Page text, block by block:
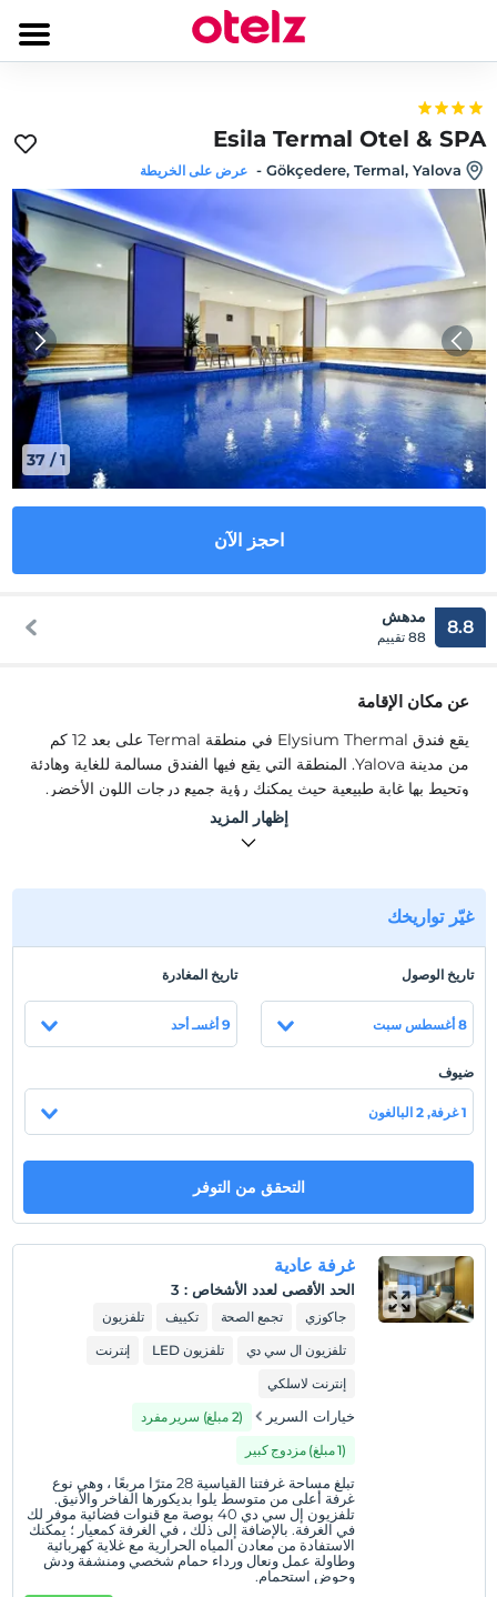
Esila Termal Otel & SPA
Gökçedere, Termal, Yalova
- عرض على الخريطة
1
/
37
احجز الآن
8.8 مدهش
88 تقييم
عن مكان الإقامة
يقع فندق Elysium Thermal في منطقة Termal على بعد 12 كم
من مدينة Yalova. المنطقة التي يقع فيها الفندق مسالمة للغاية وهادئة
وتحيط بها غابة طبيعية حيث يمكنك رؤية جميع درجات اللون الأخضر.
وتحيط بها غابة طبيعية حيث يمكنك رؤية جميع درجات اللون الأخضر.
يتكون فندقنا من 88 غرفة وتحتوي كل غرفة على مياه حرارية.
موقع
من مدينة Yalova. المنطقة التي يقع فيها الفندق مسالمة للغاية وهادئة
وتحيط بها غابة طبيعية حيث يمكنك رؤية جميع درجات اللون الأخضر.
عرض على الخريطة
سياسات الفندق
تسجيل الوصول
بعد 14:00
تسجيل المغادرة
غير مسموح بالحيوانات الأليفة
ساعات تسجيل الوصول
الأطفال الرضع حتى سن 2 مجانيون.
إظهار المزيد
غيّر تواريخك
تاريخ الوصول
8 أغسطس سبت
تاريخ المغادرة
9 أغسـ أحد
ضيوف
1 غرفة, 2 البالغون
التحقق من التوفر
غرفة عادية
الحد الأقصى لعدد الأشخاص :
3
جاكوزي تجمع الصحة تكييف
تلفزيون
تلفزيون ال سي دي
تلفزيون LED
إنترنت
إنترنت لاسلكي
خيارات السرير
(2 مبلغ) سرير مفرد
(1 مبلغ) مزدوج كبير
تبلغ مساحة غرفتنا القياسية 28 مترًا مربعًا ، وهي نوع
غرفة أعلى من متوسط يلوا بديكورها الفاخر والأنيق.
تلفزيون إل سي دي 40 بوصة مع قنوات فضائية موفر لك
في الغرفة. بالإضافة إلى ذلك ، في الغرفة كمعيار ؛ يمكنك
الاستفادة من معادن المياه الحرارية مع غلاية كهربائية
وطاولة عمل ونعال ورداء حمام شخصي ومنشفة ودش
وحوض استحمام.